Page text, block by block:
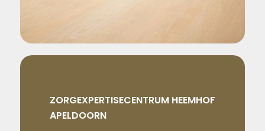
ZORGEXPERTISECENTRUM HEEMHOF
APELDOORN